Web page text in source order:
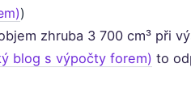
)
zhruba 3 700 cm³ při
blog s výpočty forem) to